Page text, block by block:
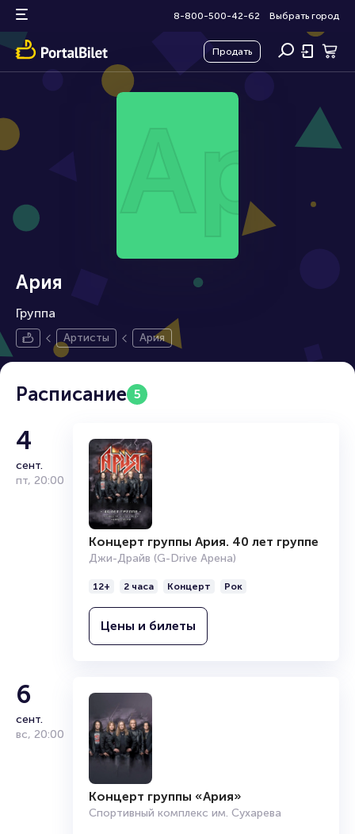
8-800-500-42-62 Выбрать город
Продать
Ария
Группа
Артисты Ария
Расписание 5
4
сент.
пт, 20:00
Концерт группы Ария. 40 лет группе
Джи-Драйв (G-Drive Арена)
12+ 2 часа Концерт Рок
Цены и билеты
6
сент.
вс, 20:00
Концерт группы «Ария»
Спортивный комплекс им. Сухарева